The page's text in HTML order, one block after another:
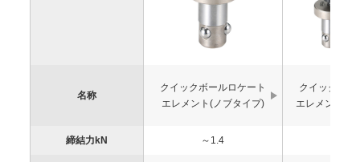
名称
クイックボールロケート
エレメント(ノブタイプ)
クイックボー
エレメント(レ
締結力kN ～1.4